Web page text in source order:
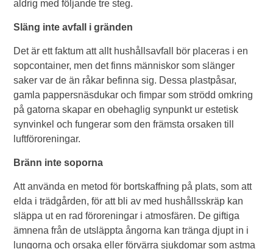
aldrig med följande tre steg.
Släng inte avfall i gränden
Det är ett faktum att allt hushållsavfall bör placeras i en
sopcontainer, men det finns människor som slänger
saker var de än råkar befinna sig. Dessa plastpåsar,
gamla pappersnäsdukar och fimpar som strödd omkring
på gatorna skapar en obehaglig synpunkt ur estetisk
synvinkel och fungerar som den främsta orsaken till
luftföroreningar.
Bränn inte soporna
Att använda en metod för bortskaffning på plats, som att
elda i trädgården, för att bli av med hushållsskräp kan
släppa ut en rad föroreningar i atmosfären. De giftiga
ämnena från de utsläppta ångorna kan tränga djupt in i
lungorna och orsaka eller förvärra sjukdomar som astma